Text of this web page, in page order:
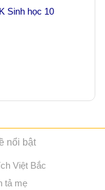
Sinh học 10
nổi bật
Việt Bắc
tả mẹ